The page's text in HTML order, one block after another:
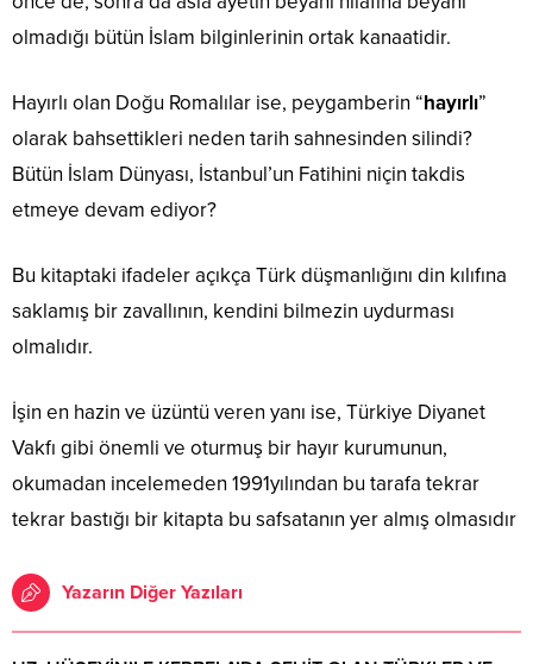
olmadığı bütün İslam bilginlerinin ortak kanaatidir.
Hayırlı olan Doğu Romalılar ise, peygamberin “hayırlı”
olarak bahsettikleri neden tarih sahnesinden silindi?
Bütün İslam Dünyası, İstanbul’un Fatihini niçin takdis
etmeye devam ediyor?
Bu kitaptaki ifadeler açıkça Türk düşmanlığını din kılıfına
saklamış bir zavallının, kendini bilmezin uydurması
olmalıdır.
İşin en hazin ve üzüntü veren yanı ise, Türkiye Diyanet
Vakfı gibi önemli ve oturmuş bir hayır kurumunun,
okumadan incelemeden 1991yılından bu tarafa tekrar
tekrar bastığı bir kitapta bu safsatanın yer almış olmasıdır
Yazarın Diğer Yazıları